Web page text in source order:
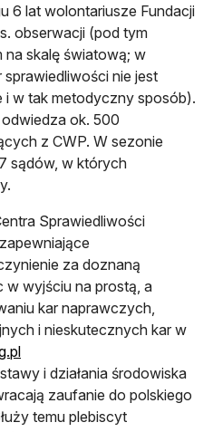
6 lat wolontariusze Fundacji
obserwacji (pod tym
na skalę światową; w
nie jest
w tak metodyczny sposób).
ok. 500
z CWP. W sezonie
sądów, w których
Sprawiedliwości
za doznaną
wyjściu na prostą, a
kar naprawczych,
i nieskutecznych kar w
i działania środowiska
zaufanie do polskiego
temu plebiscyt